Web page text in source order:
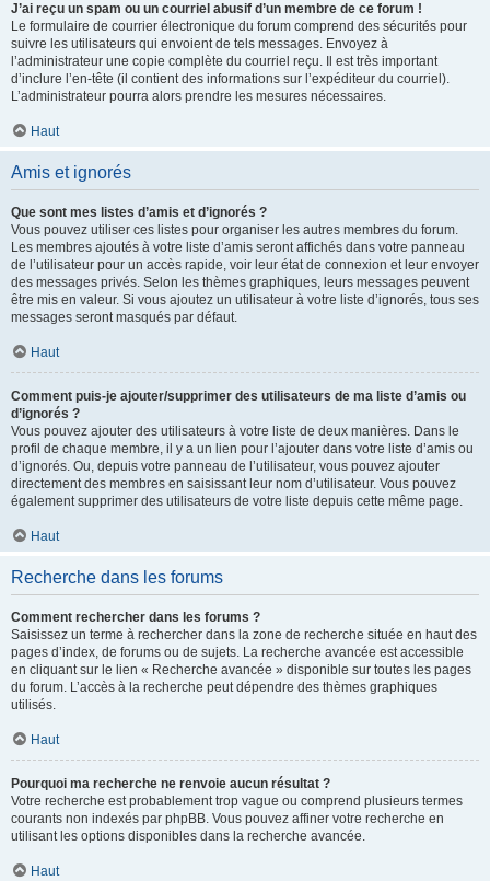
J’ai reçu un spam ou un courriel abusif d’un membre de ce forum !
Le formulaire de courrier électronique du forum comprend des sécurités pour
suivre les utilisateurs qui envoient de tels messages. Envoyez à
l’administrateur une copie complète du courriel reçu. Il est très important
d’inclure l’en-tête (il contient des informations sur l’expéditeur du courriel).
L’administrateur pourra alors prendre les mesures nécessaires.
Haut
Amis et ignorés
Que sont mes listes d’amis et d’ignorés ?
Vous pouvez utiliser ces listes pour organiser les autres membres du forum.
Les membres ajoutés à votre liste d’amis seront affichés dans votre panneau
de l’utilisateur pour un accès rapide, voir leur état de connexion et leur envoyer
des messages privés. Selon les thèmes graphiques, leurs messages peuvent
être mis en valeur. Si vous ajoutez un utilisateur à votre liste d’ignorés, tous ses
messages seront masqués par défaut.
Haut
Comment puis-je ajouter/supprimer des utilisateurs de ma liste d’amis ou
d’ignorés ?
Vous pouvez ajouter des utilisateurs à votre liste de deux manières. Dans le
profil de chaque membre, il y a un lien pour l’ajouter dans votre liste d’amis ou
d’ignorés. Ou, depuis votre panneau de l’utilisateur, vous pouvez ajouter
directement des membres en saisissant leur nom d’utilisateur. Vous pouvez
également supprimer des utilisateurs de votre liste depuis cette même page.
Haut
Recherche dans les forums
Comment rechercher dans les forums ?
Saisissez un terme à rechercher dans la zone de recherche située en haut des
pages d’index, de forums ou de sujets. La recherche avancée est accessible
en cliquant sur le lien « Recherche avancée » disponible sur toutes les pages
du forum. L’accès à la recherche peut dépendre des thèmes graphiques
utilisés.
Haut
Pourquoi ma recherche ne renvoie aucun résultat ?
Votre recherche est probablement trop vague ou comprend plusieurs termes
courants non indexés par phpBB. Vous pouvez affiner votre recherche en
utilisant les options disponibles dans la recherche avancée.
Haut